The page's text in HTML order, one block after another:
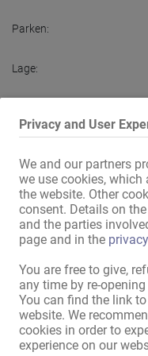
Privacy and User
We and our partners
we use cookies,
the website. Other
consent. Details on
and the parties
page and in the
You are free to give,
any time by re-
You can find the link
website. We
cookies in order to
experience on our
Parken:
Lage:
Alle
Mehrere Top 1-Zimmer
Zentrum Saarlouis liegt in
der Autobahn zur
Weitere Apartments findest